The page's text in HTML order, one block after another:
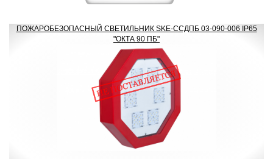
ПОЖАРОБЕЗОПАСНЫЙ СВЕТИЛЬНИК SKE-ССДПБ 03-090-006 IP65
"ОКТА 90 ПБ"